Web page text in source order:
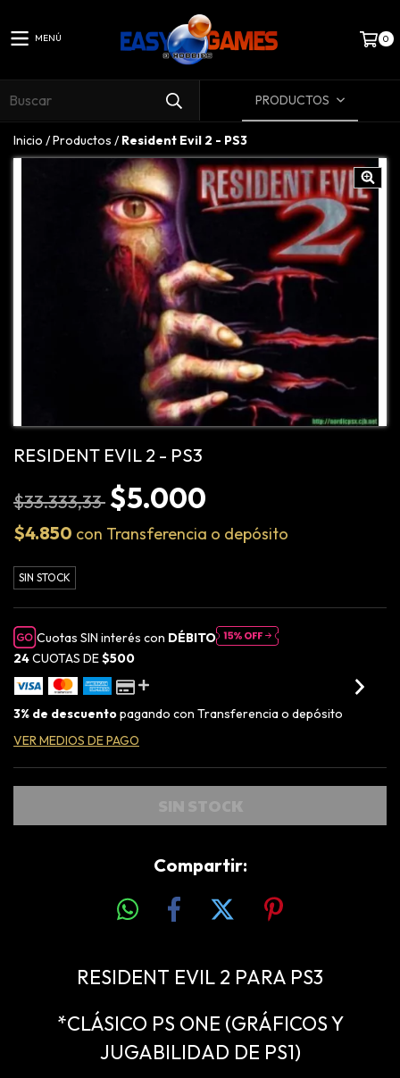
MENÚ 0
PRODUCTOS
Inicio /Productos / Resident Evil 2 - PS3
RESIDENT EVIL 2 - PS3
$33.333,33 $5.000
$4.850 con Transferencia o depósito
SIN STOCK
Cuotas SIN interés con DÉBITO
24CUOTAS DE$500
3% de descuentopagando con Transferencia o depósito
VER MEDIOS DE PAGO
Compartir:
RESIDENT EVIL 2 PARA PS3
*CLÁSICO PS ONE (GRÁFICOS Y
JUGABILIDAD DE PS1)